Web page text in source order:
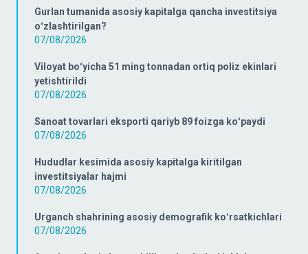
Gurlan tumanida asosiy kapitalga qancha investitsiya
oʻzlashtirilgan?
07/08/2026
Viloyat boʻyicha 51 ming tonnadan ortiq poliz ekinlari
yetishtirildi
07/08/2026
Sanoat tovarlari eksporti qariyb 89 foizga koʻpaydi
07/08/2026
Hududlar kesimida asosiy kapitalga kiritilgan
investitsiyalar hajmi
07/08/2026
Urganch shahrining asosiy demografik koʻrsatkichlari
07/08/2026